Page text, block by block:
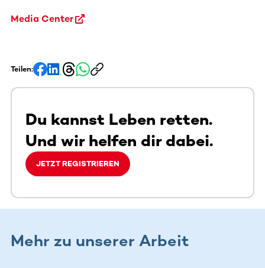
Media Center
Teilen:
Du kannst Leben retten.
Und wir helfen dir dabei.
JETZT REGISTRIEREN
Mehr zu unserer Arbeit